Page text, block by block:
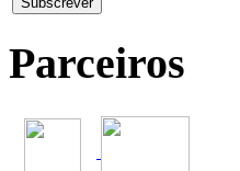
Parceiros